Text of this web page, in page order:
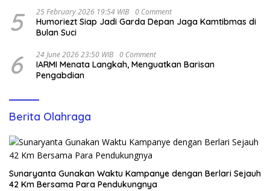
5 25 February 2026 19:54 WIB 0 Comment
Humoriezt Siap Jadi Garda Depan Jaga Kamtibmas di
Bulan Suci
6 24 June 2026 23:50 WIB 0 Comment
IARMI Menata Langkah, Menguatkan Barisan
Pengabdian
Berita Olahraga
Sunaryanta Gunakan Waktu Kampanye dengan Berlari Sejauh
42 Km Bersama Para Pendukungnya